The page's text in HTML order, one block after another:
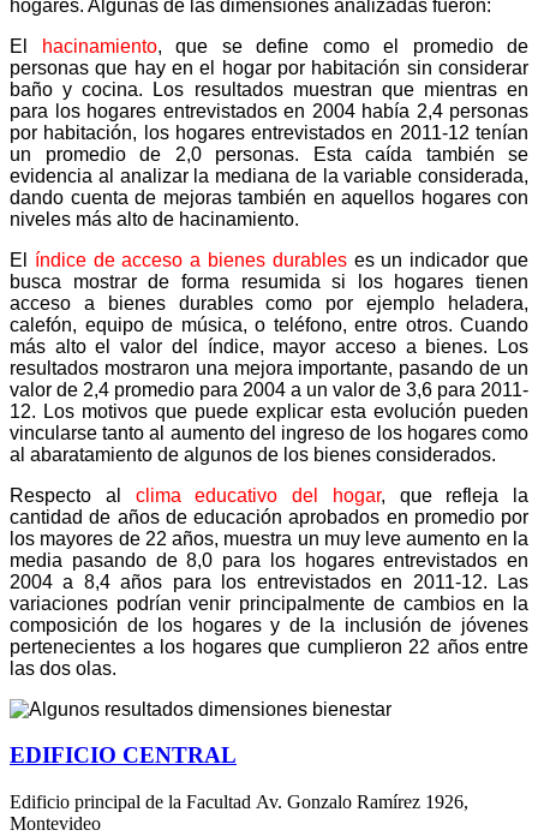
hogares. Algunas de las dimensiones analizadas fueron:
El
hacinamiento, que se define como el promedio de
personas que hay en el hogar por habitación sin considerar
baño y cocina. Los resultados muestran que mientras en
para los hogares entrevistados en 2004 había 2,4 personas
por habitación, los hogares entrevistados en 2011-12 tenían
un promedio de 2,0 personas. Esta caída también se
evidencia al analizar la mediana de la variable considerada,
dando cuenta de mejoras también en aquellos hogares con
niveles más alto de hacinamiento.
El índice de acceso a bienes durableses un indicador que
busca mostrar de forma resumida si los hogares tienen
acceso a bienes durables como por ejemplo heladera,
calefón, equipo de música, o teléfono, entre otros. Cuando
más alto el valor del índice, mayor acceso a bienes. Los
resultados mostraron una mejora importante, pasando de un
valor de 2,4 promedio para 2004 a un valor de 3,6 para 2011-
12. Los motivos que puede explicar esta evolución pueden
vincularse tanto al aumento del ingreso de los hogares como
al abaratamiento de algunos de los bienes considerados.
Respecto al clima educativo del hogar, que refleja la
cantidad de años de educación aprobados en promedio por
los mayores de 22 años, muestra un muy leve aumento en la
media pasando de 8,0 para los hogares entrevistados en
2004 a 8,4 años para los entrevistados en 2011-12. Las
variaciones podrían venir principalmente de cambios en la
composición de los hogares y de la inclusión de jóvenes
pertenecientes a los hogares que cumplieron 22 años entre
las dos olas.
EDIFICIO CENTRAL
Edificio principal de la Facultad Av. Gonzalo Ramírez 1926,
Montevideo